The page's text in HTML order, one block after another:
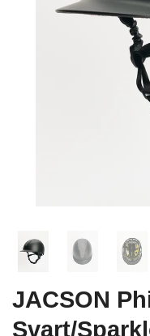
JACSON
Svart/